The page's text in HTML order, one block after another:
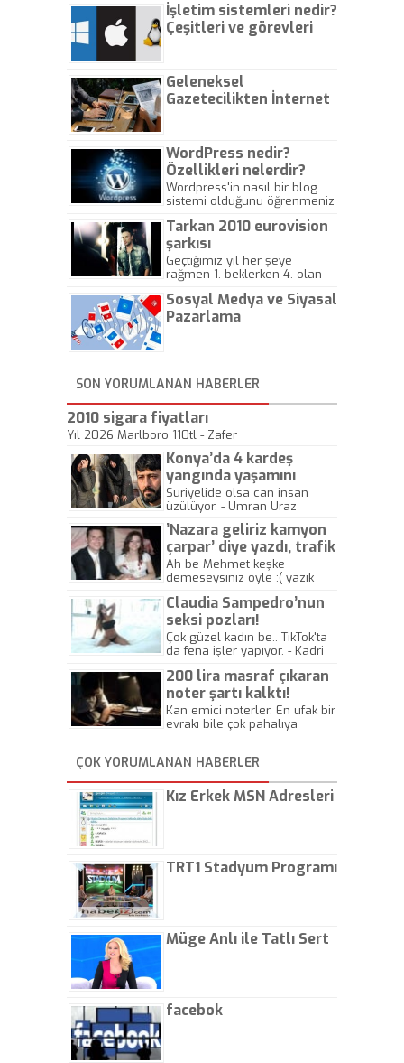
İşletim sistemleri nedir?
Çeşitleri ve görevleri
Geleneksel
Gazetecilikten İnternet
WordPress nedir?
Özellikleri nelerdir?
Wordpress'in nasıl bir blog
sistemi olduğunu öğrenmeniz
Tarkan 2010 eurovision
şarkısı
Geçtiğimiz yıl her şeye
rağmen 1. beklerken 4. olan
gösterisinin bu yarışmada
önemli olmadığını anlamıştır.
Sosyal Medya ve Siyasal
Pazarlama
SON YORUMLANAN HABERLER
2010 sigara fiyatları
Yıl 2026 Marlboro 110tl - Zafer
Konya’da 4 kardeş
yangında yaşamını
yitirdi
Suriyelide olsa can insan
üzülüyor. - Umran Uraz
’Nazara geliriz kamyon
çarpar’ diye yazdı, trafik
kazasında öldü!
Ah be Mehmet keşke
demeseysiniz öyle :( yazık
Claudia Sampedro’nun
seksi pozları!
Çok güzel kadın be.. TikTok'ta
da fena işler yapıyor. - Kadri
200 lira masraf çıkaran
noter şartı kalktı!
Kan emici noterler. En ufak bir
evrakı bile çok pahalıya
kaptırıyorsunuz. - Kayhan
Gezenti
ÇOK YORUMLANAN HABERLER
Kız Erkek MSN Adresleri
TRT1 Stadyum Programı
Müge Anlı ile Tatlı Sert
facebok